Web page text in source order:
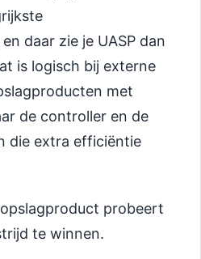
daar zie je UASP dan
is logisch bij externe
met
de controller en de
die extra efficiëntie
probeert
te winnen.